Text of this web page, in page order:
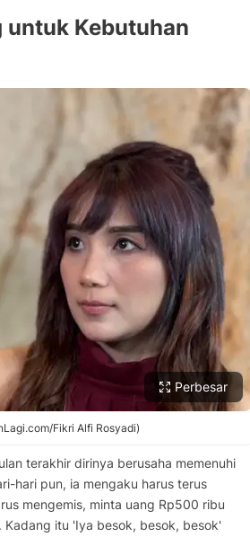
untuk Kebutuhan
Perbesar
Fikri Alfi Rosyadi)
terakhir dirinya berusaha memenuhi
hari pun, ia mengaku harus terus
mengemis, minta uang Rp500 ribu
itu 'Iya besok, besok, besok'